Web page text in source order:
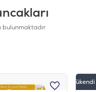
Tükendi